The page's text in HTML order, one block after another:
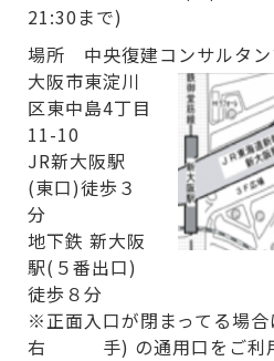
21:30まで)
場所 中央復建コンサルタン
大阪市東淀川
区東中島4丁目
11-10
JR新大阪駅
(東口)徒歩３
分
地下鉄 新大阪
駅(５番出口)
徒歩８分
※正面入口が閉まってる場
右 手) の通用口をご利用